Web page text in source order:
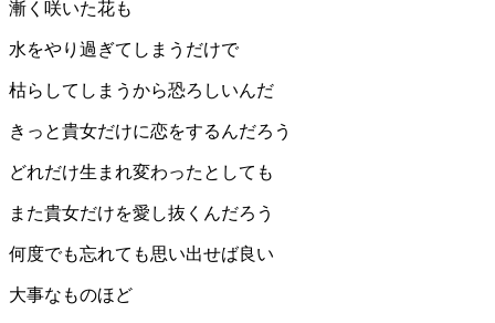
漸く咲いた花も
水をやり過ぎてしまうだけで
枯らしてしまうから恐ろしいんだ
きっと貴女だけに恋をするんだろう
どれだけ生まれ変わったとしても
また貴女だけを愛し抜くんだろう
何度でも忘れても思い出せば良い
大事なものほど